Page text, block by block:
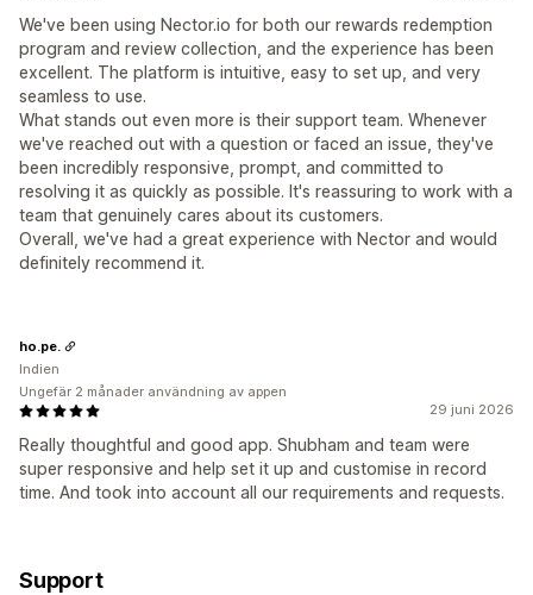
We've been using Nector.io for both our rewards redemption
program and review collection, and the experience has been
excellent. The platform is intuitive, easy to set up, and very
seamless to use.
What stands out even more is their support team. Whenever
we've reached out with a question or faced an issue, they've
been incredibly responsive, prompt, and committed to
resolving it as quickly as possible. It's reassuring to work with a
team that genuinely cares about its customers.
Overall, we've had a great experience with Nector and would
definitely recommend it.
29 juni 2026
Really thoughtful and good app. Shubham and team were
super responsive and help set it up and customise in record
time. And took into account all our requirements and requests.
ho.pe.
Indien
Ungefär 2 månader användning av appen
Support